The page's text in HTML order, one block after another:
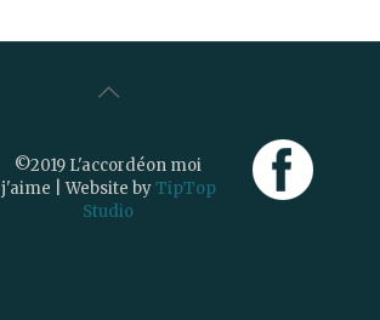
©2019 L'accordéon moi
j'aime | Website byTipTop
Studio